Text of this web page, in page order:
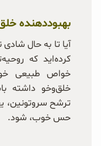
بهبوددهنده
آیا تا به حال
کرده‌اید که
خواص طبیعی
خلق‌وخو داشته
ترشح سروتونین،
حس خوب، شود.